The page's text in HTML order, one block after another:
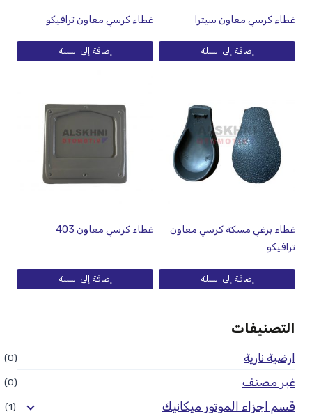
غطاء كرسي معاون سيترا
إضافة إلى السلة
غطاء كرسي معاون ترافيكو
إضافة إلى السلة
غطاء برغي مسكة كرسي معاون
ترافيكو
إضافة إلى السلة
غطاء كرسي معاون 403
إضافة إلى السلة
التصنيفات
ارضية نارية (0)
غير مصنف (0)
قسم اجزاء الموتور ميكانيك (1)